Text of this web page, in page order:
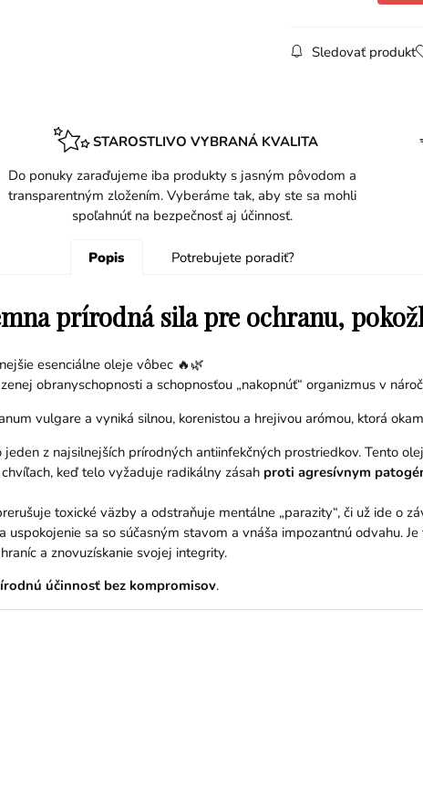
Sledovať produkt
STAROSTLIVO VYBRANÁ KVALITA
Do ponuky zaraďujeme iba produkty s jasným pôvodom a
transparentným zložením. Vyberáme tak, aby ste sa mohli
spoľahnúť na bezpečnosť aj účinnosť.
Popis Potrebujete poradiť?
prírodná sila pre ochranu,
esenciálne oleje vôbec 🔥🌿
obranyschopnosti a schopnosťou „nakopnúť“ organizmus v
vulgare a vyniká silnou, korenistou a hrejivou arómou, ktorá
z najsilnejších prírodných antiinfekčných prostriedkov. Tento
keď telo vyžaduje radikálny zásah proti agresívnym
toxické väzby a odstraňuje mentálne „parazity“, či už ide o
sa so súčasným stavom a vnáša impozantnú odvahu.
a znovuzískanie svojej integrity.
účinnosť bez kompromisov.